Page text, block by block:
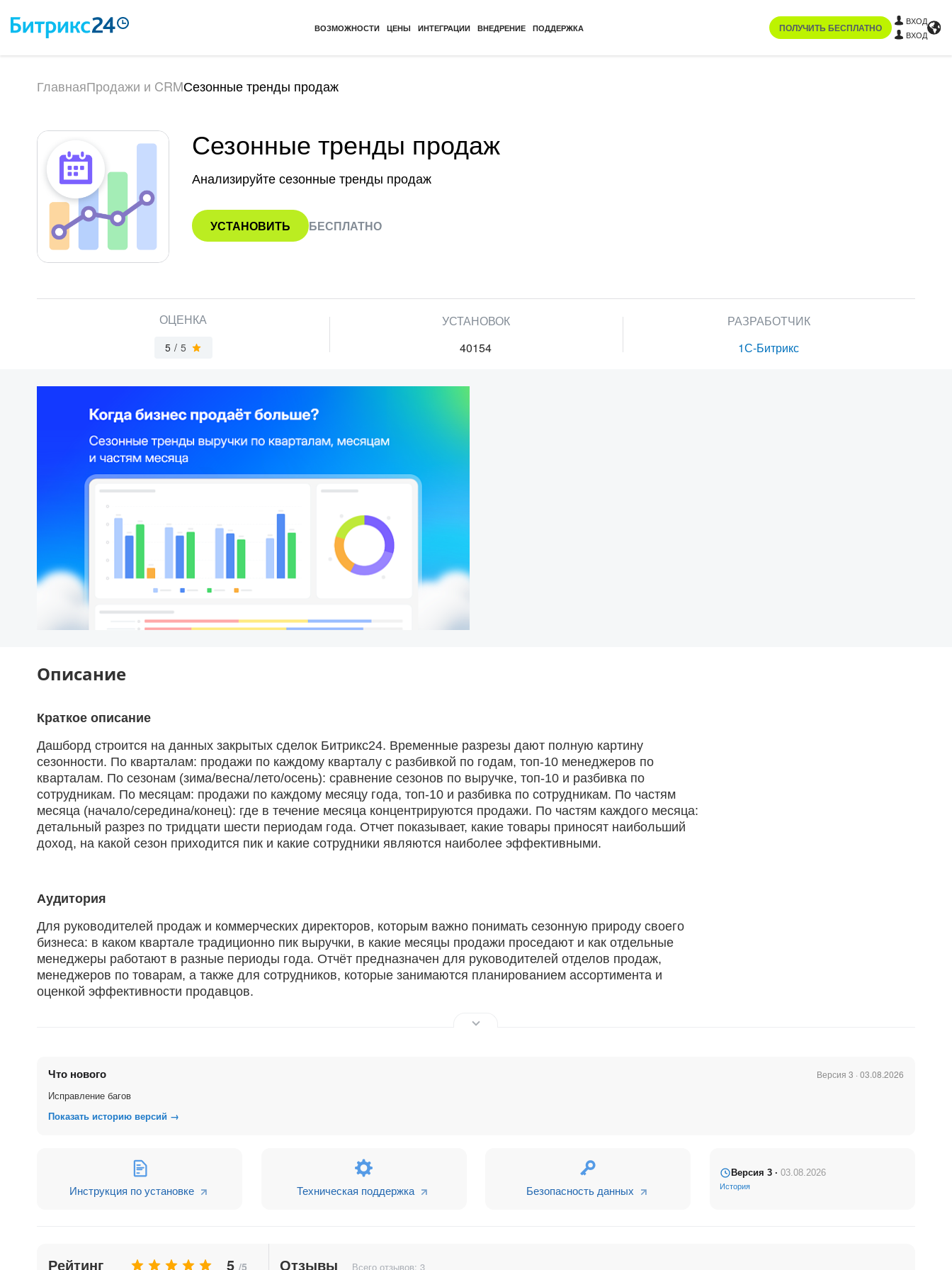
ВОЗМОЖНОСТИ ЦЕНЫ ИНТЕГРАЦИИ ВНЕДРЕНИЕ ПОДДЕРЖКА ПОЛУЧИТЬ БЕСПЛАТНО
ВХОД
ВХОД
ГлавнаяПродажи и CRMСезонные тренды продаж
Сезонные тренды продаж
Анализируйте сезонные тренды продаж
УСТАНОВИТЬ БЕСПЛАТНО
ОЦЕНКА
5 / 5
УСТАНОВОК
40154
РАЗРАБОТЧИК
1С-Битрикс
Описание
Краткое описание
Дашборд строится на данных закрытых сделок Битрикс24. Временные разрезы дают полную картину
сезонности. По кварталам: продажи по каждому кварталу с разбивкой по годам, топ-10 менеджеров по
кварталам. По сезонам (зима/весна/лето/осень): сравнение сезонов по выручке, топ-10 и разбивка по
сотрудникам. По месяцам: продажи по каждому месяцу года, топ-10 и разбивка по сотрудникам. По частям
месяца (начало/середина/конец): где в течение месяца концентрируются продажи. По частям каждого месяца:
детальный разрез по тридцати шести периодам года. Отчет показывает, какие товары приносят наибольший
доход, на какой сезон приходится пик и какие сотрудники являются наиболее эффективными.
Аудитория
Для руководителей продаж и коммерческих директоров, которым важно понимать сезонную природу своего
бизнеса: в каком квартале традиционно пик выручки, в какие месяцы продажи проседают и как отдельные
менеджеры работают в разные периоды года. Отчёт предназначен для руководителей отделов продаж,
менеджеров по товарам, а также для сотрудников, которые занимаются планированием ассортимента и
оценкой эффективности продавцов.
- Продажи по сезонам.
- Рейтинг — это рейтинг товаров или услуг, приносящих наибольший доход за выбранный период. Позволяет
быстро выявить наиболее востребованные и прибыльные позиции в ассортименте.
Подсказки по использованию отчёта
может быть использовано для планирования рабочих графиков и распределения ресурсов.
Что нового Версия 3 · 03.08.2026
Исправление багов
Показать историю версий →
Инструкция по установке Техническая поддержка Безопасность данных
Версия 3 · 03.08.2026
История
Рейтинг 5 /5 Отзывы Всего отзывов: 3